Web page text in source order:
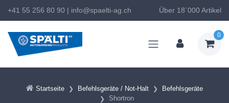
+41 55 256 80 90 | info@spaelti-ag.ch Über 18`000 Artikel
0
Startseite Befehlsgeräte / Not-Halt
Befehlsgeräte
Shortron